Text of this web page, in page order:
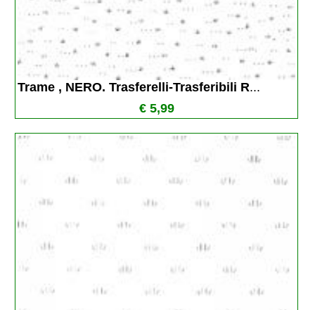
Trame , NERO. Trasferelli-Trasferibili R...
€ 5,99